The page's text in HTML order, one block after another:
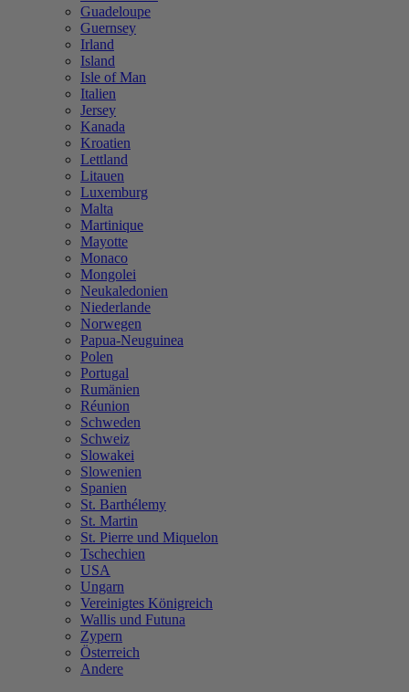
Guadeloupe
Guernsey
Irland
Island
Isle of Man
Italien
Jersey
Kanada
Kroatien
Lettland
Litauen
Luxemburg
Malta
Martinique
Mayotte
Monaco
Mongolei
Neukaledonien
Niederlande
Norwegen
Papua-Neuguinea
Polen
Portugal
Rumänien
Réunion
Schweden
Schweiz
Slowakei
Slowenien
Spanien
St. Barthélemy
St. Martin
St. Pierre und Miquelon
Tschechien
USA
Ungarn
Vereinigtes Königreich
Wallis und Futuna
Zypern
Österreich
Andere